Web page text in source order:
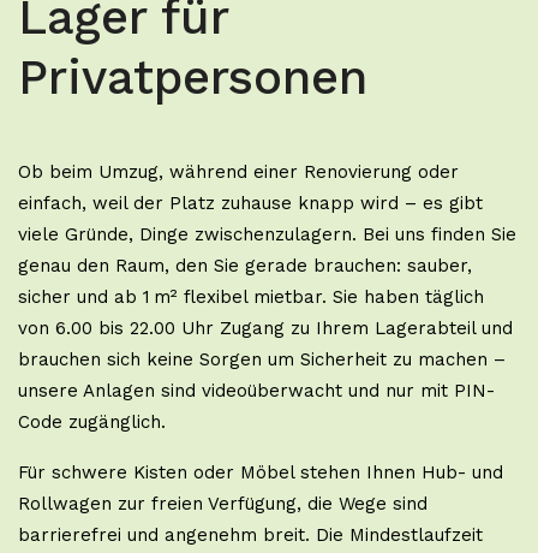
Lager für
Privatpersonen
Ob beim Umzug, während einer Renovierung oder
einfach, weil der Platz zuhause knapp wird – es gibt
viele Gründe, Dinge zwischenzulagern. Bei uns finden Sie
genau den Raum, den Sie gerade brauchen: sauber,
sicher und ab 1 m² flexibel mietbar. Sie haben täglich
von 6.00 bis 22.00 Uhr Zugang zu Ihrem Lagerabteil und
brauchen sich keine Sorgen um Sicherheit zu machen –
unsere Anlagen sind videoüberwacht und nur mit PIN-
Code zugänglich.
Für schwere Kisten oder Möbel stehen Ihnen Hub- und
Rollwagen zur freien Verfügung, die Wege sind
barrierefrei und angenehm breit. Die Mindestlaufzeit